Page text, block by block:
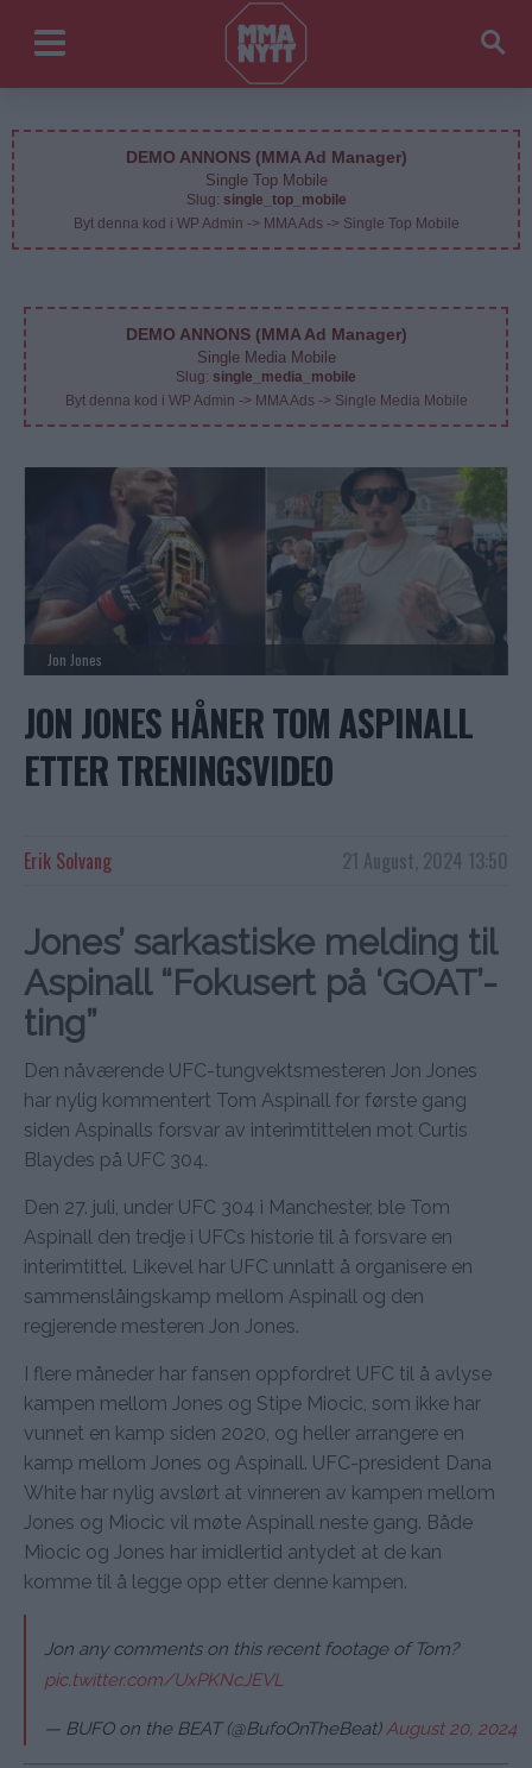
DEMO ANNONS (MMA Ad Manager)
Single Top Mobile
Slug: single_top_mobile
Byt denna kod i WP Admin -> MMA Ads -> Single Top Mobile
DEMO ANNONS (MMA Ad Manager)
Single Media Mobile
Slug: single_media_mobile
Byt denna kod i WP Admin -> MMA Ads -> Single Media Mobile
Jon Jones
JON JONES HÅNER TOM ASPINALL
ETTER TRENINGSVIDEO
21 August, 2024 13:50
Erik Solvang
Jones’ sarkastiske melding til
Aspinall “Fokusert på ‘GOAT’-
ting”
Den nåværende UFC-tungvektsmesteren Jon Jones
har nylig kommentert Tom Aspinall for første gang
siden Aspinalls forsvar av interimtittelen mot Curtis
Blaydes på UFC 304.
Den 27. juli, under UFC 304 i Manchester, ble Tom
Aspinall den tredje i UFCs historie til å forsvare en
interimtittel. Likevel har UFC unnlatt å organisere en
sammenslåingskamp mellom Aspinall og den
regjerende mesteren Jon Jones.
I flere måneder har fansen oppfordret UFC til å avlyse
kampen mellom Jones og Stipe Miocic, som ikke har
vunnet en kamp siden 2020, og heller arrangere en
kamp mellom Jones og Aspinall. UFC-president Dana
White har nylig avslørt at vinneren av kampen mellom
Jones og Miocic vil møte Aspinall neste gang. Både
Miocic og Jones har imidlertid antydet at de kan
komme til å legge opp etter denne kampen.
Jon any comments on this recent footage of Tom?
pic.twitter.com/UxPKNcJEVL
— BUFO on the BEAT (@BufoOnTheBeat)August 20, 2024